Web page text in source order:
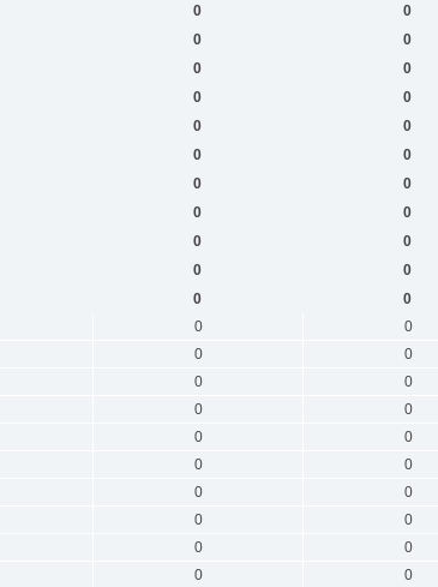
0 0
0 0
0 0
0 0
0 0
0 0
0 0
0 0
0 0
0 0
0 0
0 0
0 0
0 0
0 0
0 0
0 0
0 0
0 0
0 0
0 0